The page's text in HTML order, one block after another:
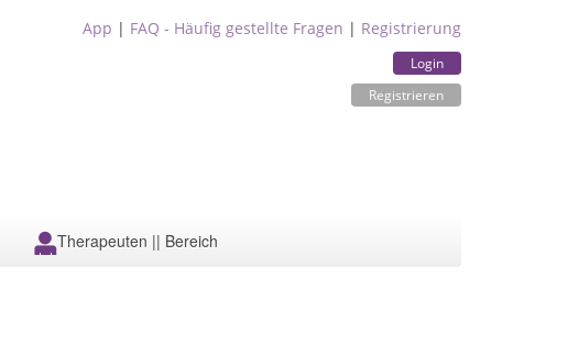
App | FAQ - Häufig gestellte Fragen | Registrierung
Login
Registrieren
Therapeuten || Bereich